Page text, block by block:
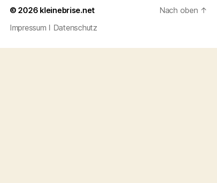
© 2026 kleinebrise.net
Impressum I Datenschutz
Nach oben ↑